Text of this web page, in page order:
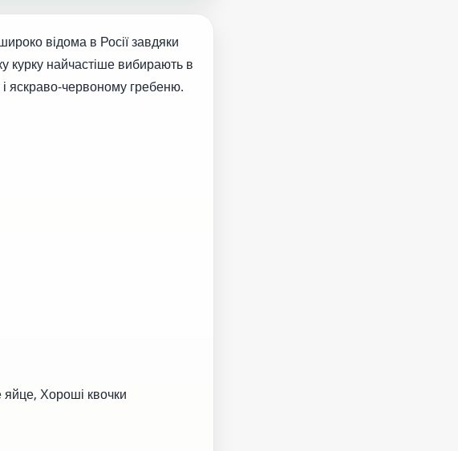
відома в Росії завдяки
курку найчастіше вибирають в
і яскраво-червоному гребеню.
Хороші квочки